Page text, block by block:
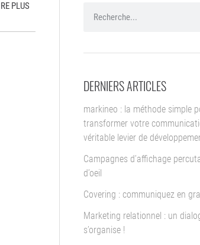
PLUS
DERNIERS ARTICLES
markineo : la méthode simple
transformer votre
véritable levier de
Campagnes d’affichage
d’oeil
Covering : communiquez en
Marketing relationnel : un
s’organise !